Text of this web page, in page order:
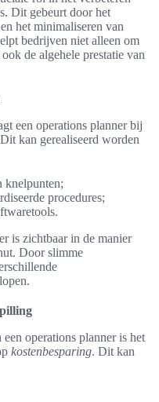
Dit gebeurt door het
het minimaliseren van
bedrijven niet alleen om
de algehele prestatie van
een operations planner bij
kan gerealiseerd worden
knelpunten;
procedures;
is zichtbaar in de manier
Door slimme
operations planner is het
kostenbesparing. Dit kan